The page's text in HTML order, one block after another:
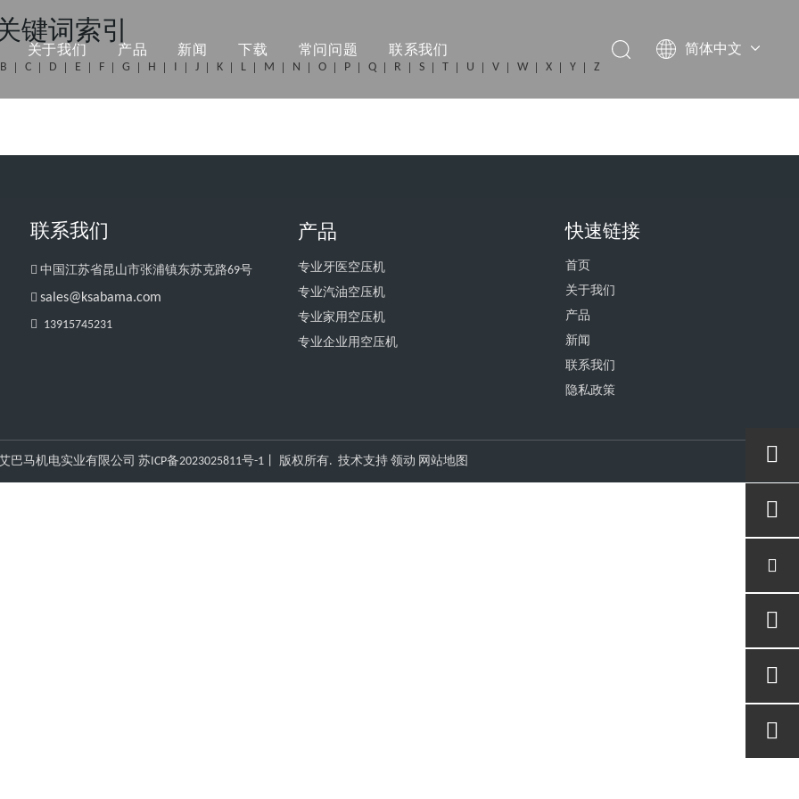
关于我们 产品 新闻 下载 常问问题 联系我们 简体中文
键词索引
B C D E F G H I J K L M N O P Q R S T U V W X Y Z
联系我们
 中国江苏省昆山市张浦镇东苏克路69号
 sales@ksabama.com
 13915745231
产品
专业牙医空压机
专业汽油空压机
专业家用空压机
专业企业用空压机
快速链接
首页
关于我们
产品
新闻
联系我们
隐私政策
巴马机电实业有限公司 苏ICP备2023025811号-1丨 版权所有. 技术支持 领动 网站地图